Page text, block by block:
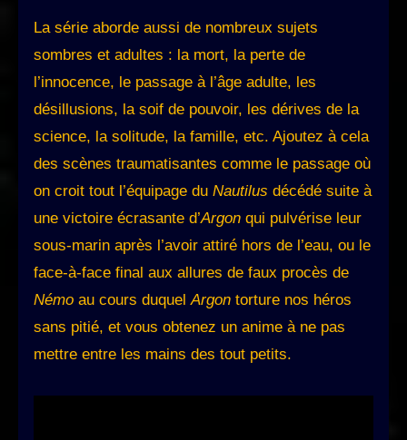
La série aborde aussi de nombreux sujets
sombres et adultes : la mort, la perte de
l’innocence, le passage à l’âge adulte, les
désillusions, la soif de pouvoir, les dérives de la
science, la solitude, la famille, etc. Ajoutez à cela
des scènes traumatisantes comme le passage où
on croit tout l’équipage du Nautilus décédé suite à
une victoire écrasante d’Argon qui pulvérise leur
sous-marin après l’avoir attiré hors de l’eau, ou le
face-à-face final aux allures de faux procès de
Némo au cours duquelArgon torture nos héros
sans pitié, et vous obtenez un anime à ne pas
mettre entre les mains des tout petits.